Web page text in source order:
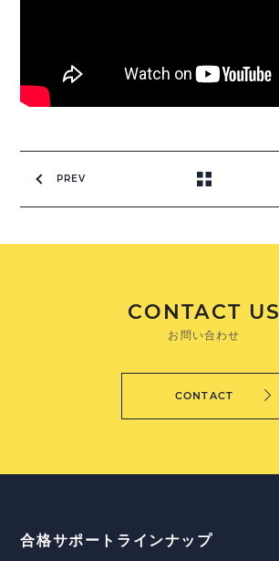
PREV
CONTACT US
お問い合わせ
CONTACT
合格サポートラインナップ